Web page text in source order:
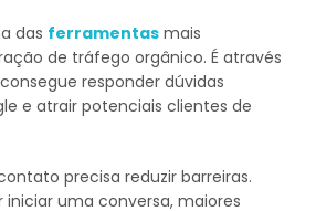
das ferramentas mais
de tráfego orgânico. É através
responder dúvidas
e atrair potenciais clientes de
precisa reduzir barreiras.
uma conversa, maiores